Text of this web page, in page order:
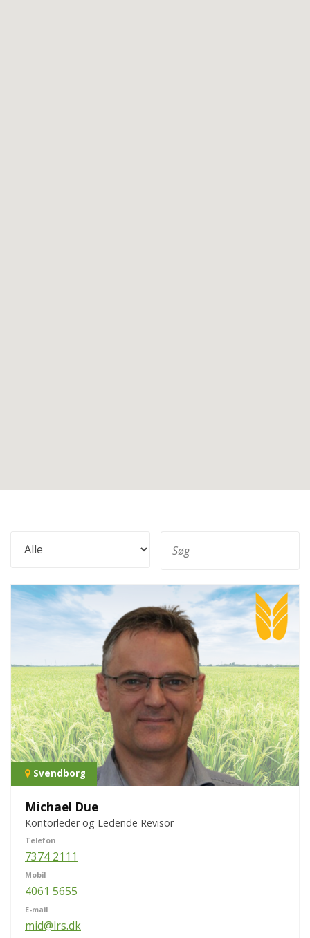
Svendborg
Michael Due
Kontorleder og Ledende Revisor
Telefon
7374 2111
Mobil
4061 5655
E-mail
mid@lrs.dk